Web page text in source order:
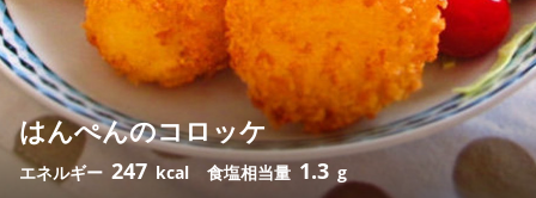
はんぺんのコロッケ
エネルギー 247 kcal 食塩相当量 1.3 g